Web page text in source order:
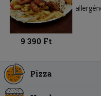
9 390 Ft
Pizza